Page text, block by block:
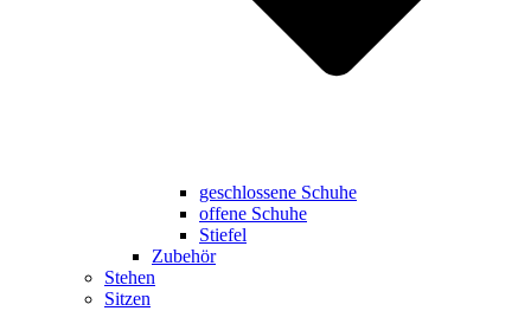
geschlossene Schuhe
offene Schuhe
Stiefel
Zubehör
Stehen
Sitzen